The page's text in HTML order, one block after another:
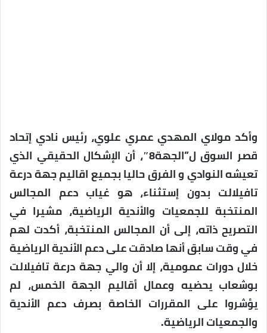
وأكد مولاي المهدي عمري علوي، رئيس نادي إتحاد
قصر السوق ل”الجهة8″، أن الإشكال الحقيقي الذي
تعيشه النوادي و الفرق حاليا بجميع اقاليم جهة درعة
تافيلالت بدون إستثناء، هو غياب دعم المجالس
المنتخبة للجمعيات والأندية الرياضية، مشيرا في
التصريح ذاته، إلى أن المجالس المنتخبة، أكدت لهم
في وقت سابق أنها صادقت على دعم الأندية الرياضية
خلال دورات عمومية، إلا أن والي جهة درعة تافيلالت
بوشعاب يحضيه وعمال أقاليم الجهة الخمس، لم
يؤشروا على المقررات الخاصة بصرف دعم الأندية
والجمعيات الرياضية.